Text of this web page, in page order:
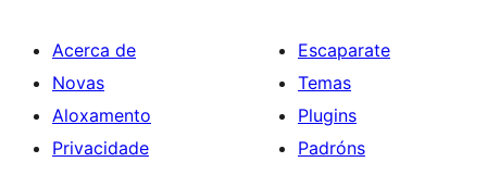
Acerca de
Novas
Aloxamento
Privacidade
Escaparate
Temas
Plugins
Padróns